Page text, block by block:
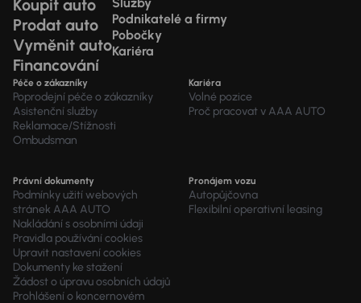
Koupit auto
Prodat auto
Vyměnit auto
Financování
Podnikatelé a firmy
Pobočky
Kariéra
Péče o zákazníky
Poprodejní péče o zákazníky
Asistenční služby
Reklamace/Stížnosti
Ombudsman
Kariéra
Volné pozice
Proč pracovat v AAA AUTO
Právní dokumenty
Podmínky užití webových
stránek AAA AUTO
Nakládání s osobními údaji
Pravidla používání cookies
Upravit nastavení cookies
Dokumenty ke stažení
Žádost o úpravu osobních údajů
Prohlášení o koncernovém
Pronájem vozu
Autopůjčovna
Flexibilní operativní leasing